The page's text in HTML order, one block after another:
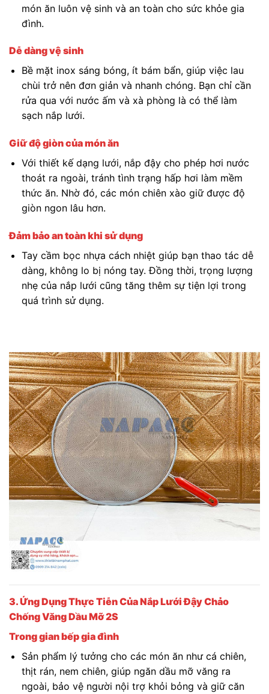
món ăn luôn vệ sinh và an toàn cho sức khỏe gia
đình.
Dễ dàng vệ sinh
Bề mặt inox sáng bóng, ít bám bẩn, giúp việc lau
chùi trở nên đơn giản và nhanh chóng. Bạn chỉ cần
rửa qua với nước ấm và xà phòng là có thể làm
sạch nắp lưới.
Giữ độ giòn của món ăn
Với thiết kế dạng lưới, nắp đậy cho phép hơi nước
thoát ra ngoài, tránh tình trạng hấp hơi làm mềm
thức ăn. Nhờ đó, các món chiên xào giữ được độ
giòn ngon lâu hơn.
Đảm bảo an toàn khi sử dụng
Tay cầm bọc nhựa cách nhiệt giúp bạn thao tác dễ
dàng, không lo bị nóng tay. Đồng thời, trọng lượng
nhẹ của nắp lưới cũng tăng thêm sự tiện lợi trong
quá trình sử dụng.
3. Ứng Dụng Thực Tiễn Của Nắp Lưới Đậy Chảo
Chống Văng Dầu Mỡ 2S
Trong gian bếp gia đình
Sản phẩm lý tưởng cho các món ăn như cá chiên,
thịt rán, nem chiên, giúp ngăn dầu mỡ văng ra
ngoài, bảo vệ người nội trợ khỏi bỏng và giữ căn